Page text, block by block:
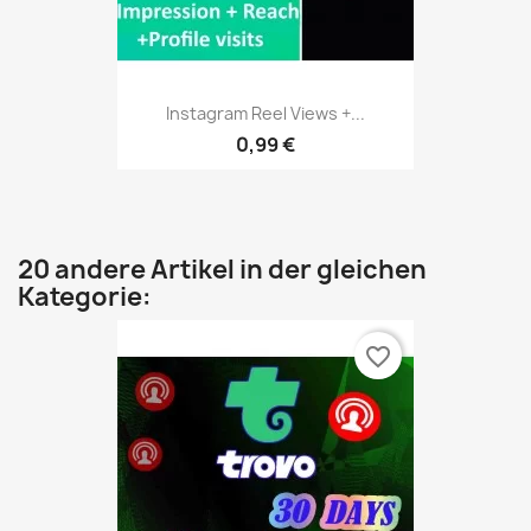
Instagram Reel Views +...
0,99 €
20 andere Artikel in der gleichen
Kategorie:
favorite_border